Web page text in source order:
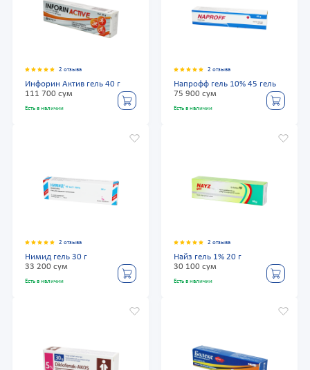
2 отзыва
Инфорин Актив гель 40 г
111 700 сум
Есть в наличии
2 отзыва
Напрофф гель 10% 45 гель
75 900 сум
Есть в наличии
2 отзыва
Нимид гель 30 г
33 200 сум
Есть в наличии
2 отзыва
Найз гель 1% 20 г
30 100 сум
Есть в наличии